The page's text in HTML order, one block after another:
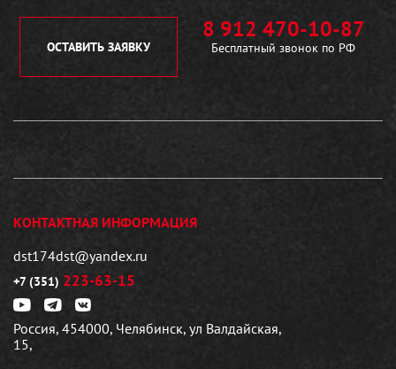
ОСТАВИТЬ ЗАЯВКУ
8 912 470-10-87
Бесплатный звонок по РФ
КОНТАКТНАЯ ИНФОРМАЦИЯ
dst174dst@yandex.ru
+7 (351) 223-63-15
Россия, 454000, Челябинск, ул Валдайская,
15,